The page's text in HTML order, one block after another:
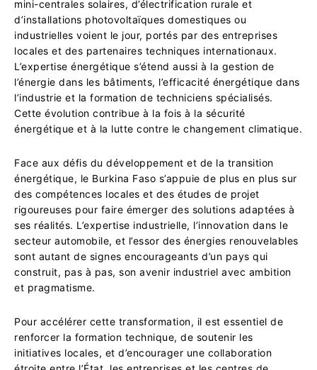
mini-centrales solaires, d’électrification rurale et
d’installations photovoltaïques domestiques ou
industrielles voient le jour, portés par des entreprises
locales et des partenaires techniques internationaux.
L’expertise énergétique s’étend aussi à la gestion de
l’énergie dans les bâtiments, l’efficacité énergétique dans
l’industrie et la formation de techniciens spécialisés.
Cette évolution contribue à la fois à la sécurité
énergétique et à la lutte contre le changement climatique.
Face aux défis du développement et de la transition
énergétique, le Burkina Faso s’appuie de plus en plus sur
des compétences locales et des études de projet
rigoureuses pour faire émerger des solutions adaptées à
ses réalités. L’expertise industrielle, l’innovation dans le
secteur automobile, et l’essor des énergies renouvelables
sont autant de signes encourageants d’un pays qui
construit, pas à pas, son avenir industriel avec ambition
et pragmatisme.
Pour accélérer cette transformation, il est essentiel de
renforcer la formation technique, de soutenir les
initiatives locales, et d’encourager une collaboration